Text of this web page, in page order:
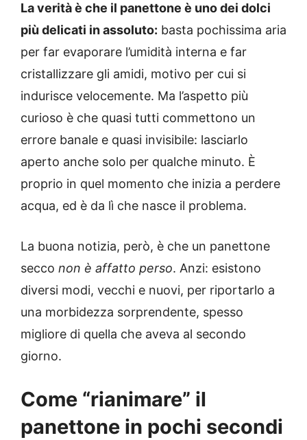
La verità è che il panettone è uno dei dolci
più delicati in assoluto: basta pochissima aria
per far evaporare l’umidità interna e far
cristallizzare gli amidi, motivo per cui si
indurisce velocemente. Ma l’aspetto più
curioso è che quasi tutti commettono un
errore banale e quasi invisibile: lasciarlo
aperto anche solo per qualche minuto. È
proprio in quel momento che inizia a perdere
acqua, ed è da lì che nasce il problema.
La buona notizia, però, è che un panettone
secco non è affatto perso. Anzi: esistono
diversi modi, vecchi e nuovi, per riportarlo a
una morbidezza sorprendente, spesso
migliore di quella che aveva al secondo
giorno.
Come “rianimare” il
panettone in pochi secondi